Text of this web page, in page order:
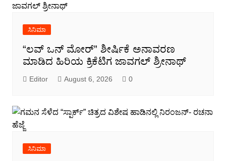
ಸಿನಿಮಾ
“ಲವ್ ಒನ್ ಮೋರ್” ಶೀರ್ಷಿಕೆ ಅನಾವರಣ
ಮಾಡಿದ ಹಿರಿಯ ಕ್ರಿಕೆಟಿಗ ಜಾವಗಲ್ ಶ್ರೀನಾಥ್
Editor August 6, 2026 0
ಸಿನಿಮಾ